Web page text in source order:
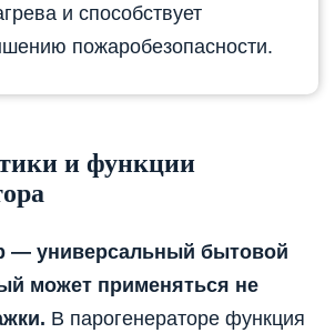
и способствует
пожаробезопасности.
и функции
— универсальный бытовой
может применяться не
В парогенераторе функция